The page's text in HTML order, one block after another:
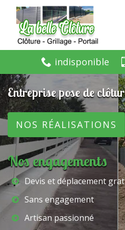
indisponible
Entreprise pose de
NOS RÉALISATIONS
Nos engagements
Devis et déplacement
Sans engagement
Artisan passionné